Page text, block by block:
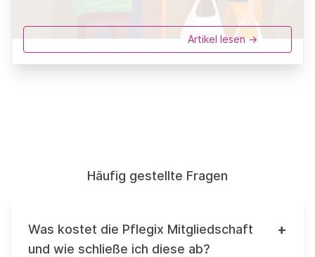
Artikel lesen ->
Häufig gestellte Fragen
Was kostet die Pflegix Mitgliedschaft
und wie schließe ich diese ab?
+